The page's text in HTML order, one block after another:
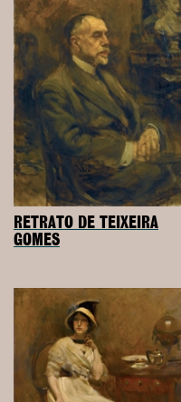
RETRATO DE TEIXEIRA
GOMES